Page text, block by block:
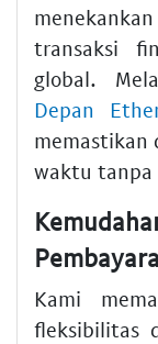
transaksi
global.
Depan
memastikan
waktu tanpa
Kami
fleksibilitas